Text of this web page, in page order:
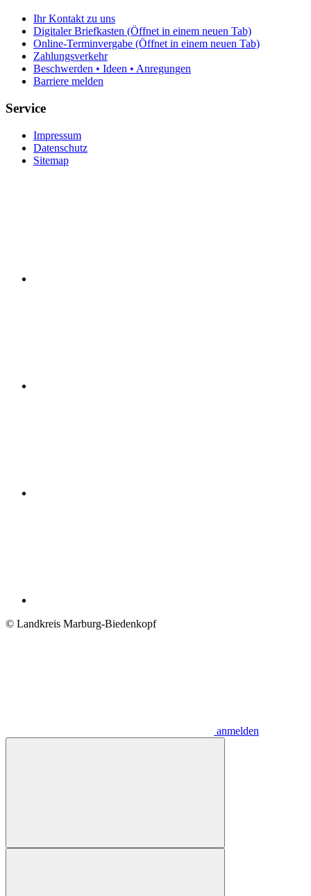
Ihr Kontakt zu uns
Digitaler Briefkasten (Öffnet in einem neuen Tab)
Online-Terminvergabe (Öffnet in einem neuen Tab)
Zahlungsverkehr
Beschwerden • Ideen • Anregungen
Barriere melden
Service
Impressum
Datenschutz
Sitemap
© Landkreis Marburg-Biedenkopf
anmelden